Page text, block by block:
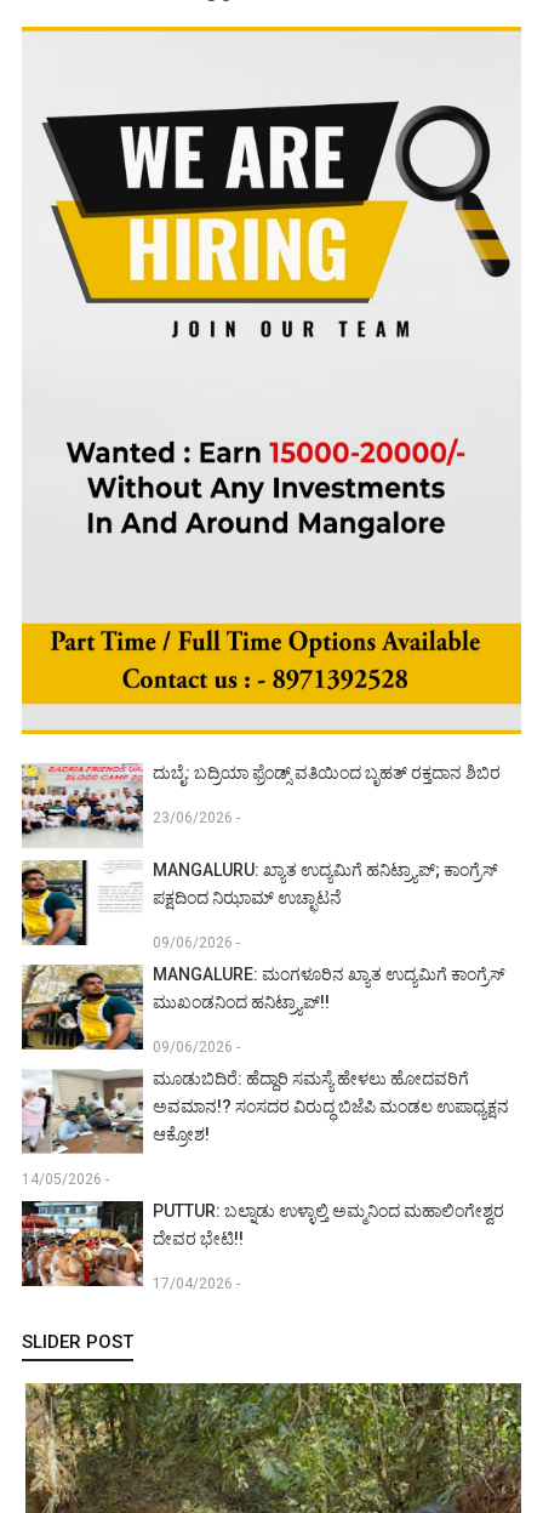
ದುಬೈ: ಬದ್ರಿಯಾ ಫ್ರೆಂಡ್ಸ್ ವತಿಯಿಂದ ಬೃಹತ್ ರಕ್ತದಾನ ಶಿಬಿರ
23/06/2026 -
MANGALURU: ಖ್ಯಾತ ಉದ್ಯಮಿಗೆ ಹನಿಟ್ರ್ಯಾಪ್; ಕಾಂಗ್ರೆಸ್
ಪಕ್ಷದಿಂದ ನಿಝಾಮ್ ಉಚ್ಛಾಟನೆ
09/06/2026 -
MANGALURE: ಮಂಗಳೂರಿನ ಖ್ಯಾತ ಉದ್ಯಮಿಗೆ ಕಾಂಗ್ರೆಸ್
ಮುಖಂಡನಿಂದ ಹನಿಟ್ರ್ಯಾಪ್!!
09/06/2026 -
ಮೂಡುಬಿದಿರೆ: ಹೆದ್ದಾರಿ ಸಮಸ್ಯೆ ಹೇಳಲು ಹೋದವರಿಗೆ
ಅವಮಾನ!? ಸಂಸದರ ವಿರುದ್ಧ ಬಿಜೆಪಿ ಮಂಡಲ ಉಪಾಧ್ಯಕ್ಷನ
ಆಕ್ರೋಶ!
14/05/2026 -
PUTTUR: ಬಲ್ನಾಡು ಉಳ್ಳಾಲ್ತಿ ಅಮ್ಮನಿಂದ ಮಹಾಲಿಂಗೇಶ್ವರ
ದೇವರ ಭೇಟಿ!!
17/04/2026 -
SLIDER POST